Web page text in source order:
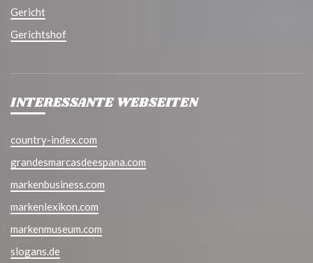
Gericht
Gerichtshof
INTERESSANTE WEBSEITEN
country-index.com
grandesmarcasdeespana.com
markenbusiness.com
markenlexikon.com
markenmuseum.com
slogans.de